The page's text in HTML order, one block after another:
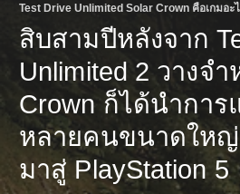
Test Drive Unlimited Solar Crown คือเกมอะ
สิบสามปีหลังจาก
Unlimited 2 วางจ
Crown ก็ได้นำการ
หลายคนขนาดให
มาสู่ PlayStation 5